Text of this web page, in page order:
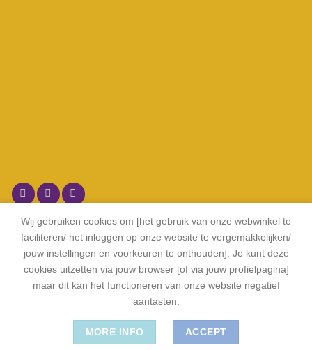
voorwaarden
Wij gebruiken cookies om [het gebruik van onze webwinkel te
faciliteren/ het inloggen op onze website te vergemakkelijken/
jouw instellingen en voorkeuren te onthouden]. Je kunt deze
cookies uitzetten via jouw browser [of via jouw profielpagina]
maar dit kan het functioneren van onze website negatief
aantasten.
MORE INFO ACCEPT